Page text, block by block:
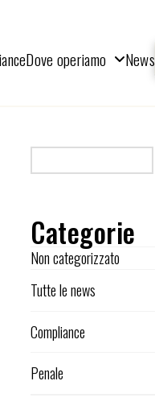
Dove operiamo News
Categorie
Non categorizzato
Tutte le news
Compliance
Penale